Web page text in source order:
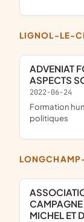
LIGNOL-LE-
ADVENIAT FORMATION HUMAINE DANS SES
ASPECTS
2022-06-24
formation humaine dans ses aspects sociaux et
politiques
ASSOCIATION DE FINANCEMENT DE
MICHEL ET